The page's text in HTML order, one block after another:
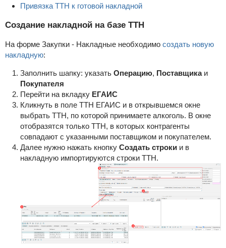
Привязка ТТН к готовой накладной
Создание накладной на базе ТТН
На форме Закупки - Накладные необходимо создать новую
накладную:
Заполнить шапку: указать Операцию, Поставщикаи
Покупателя
Перейти на вкладку ЕГАИС
Кликнуть в поле ТТН ЕГАИС и в открывшемся окне
выбрать ТТН, по которой принимаете алкоголь. В окне
отобразятся только ТТН, в которых контрагенты
совпадают с указанными поставщиком и покупателем.
Далее нужно нажать кнопку Создать строки и в
накладную импортируются строки ТТН.